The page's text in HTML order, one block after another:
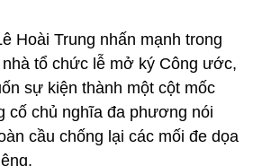
Hoài Trung nhấn mạnh trong
tổ chức lễ mở ký Công ước,
sự kiện thành một cột mốc
cố chủ nghĩa đa phương nói
cầu chống lại các mối đe dọa